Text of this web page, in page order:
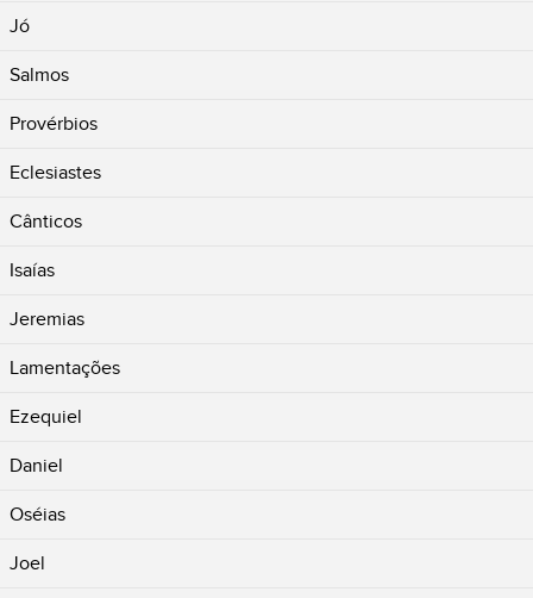
Jó
Salmos
Provérbios
Eclesiastes
Cânticos
Isaías
Jeremias
Lamentações
Ezequiel
Daniel
Oséias
Joel